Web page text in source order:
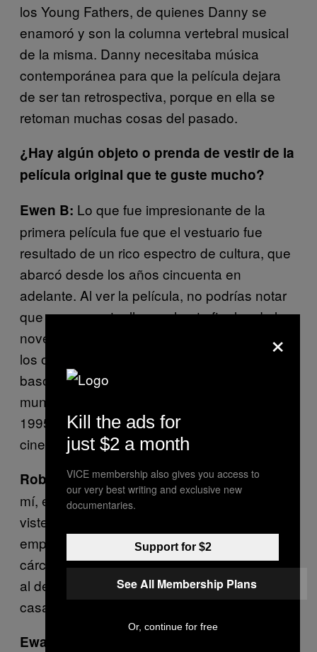
los Young Fathers, de quienes Danny se
enamoró y son la columna vertebral musical
de la misma. Danny necesitaba música
contemporánea para que la película dejara
de ser tan retrospectiva, porque en ella se
retoman muchas cosas del pasado.
¿Hay algún objeto o prenda de vestir de la
película original que te guste mucho?
Ewen B: Lo que fue impresionante de la
primera película fue que el vestuario fue
resultado de un rico espectro de cultura, que
abarcó desde los años cincuenta en
adelante. Al ver la película, no podrías notar
que ese espectro llegara hasta finales de los
noventa. Se inspiró en lo mejor y lo peor de
los ochenta, los setenta y los sesenta. Se
basó en todas esas décadas y creó un
mundo que no se podría decir que fuera
1995. Creó su propio mundo
cinematográfico.
Robert:Me he robado algunas cosas. Para
mí, en la primera y segunda película Begbie
viste casi exactamente igual porque, para
empezar, en la segunda película está en la
cárcel. No revelo demasiado sobre la película
al decir que se escapa de la cárcel. Llega a
casa y su clóset no ha cambiado nada.
Ewan M:
×
Kill the ads for
just $2 a month
VICE membership also gives you access to
our very best writing and exclusive new
documentaries.
Support for $2
See All Membership Plans
Or, continue for free